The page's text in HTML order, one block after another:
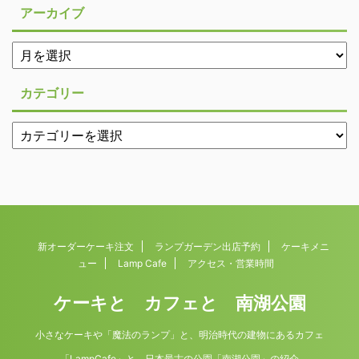
アーカイブ
カテゴリー
新オーダーケーキ注文 ランプガーデン出店予約
ケーキメニ
ュー
Lamp Cafe アクセス・営業時間
ケーキと カフェと 南湖公園
小さなケーキや「魔法のランプ」と、明治時代の建物にあるカフェ